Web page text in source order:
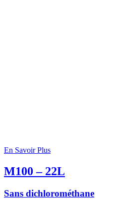
En Savoir Plus
M100 – 22L
Sans dichlorométhane